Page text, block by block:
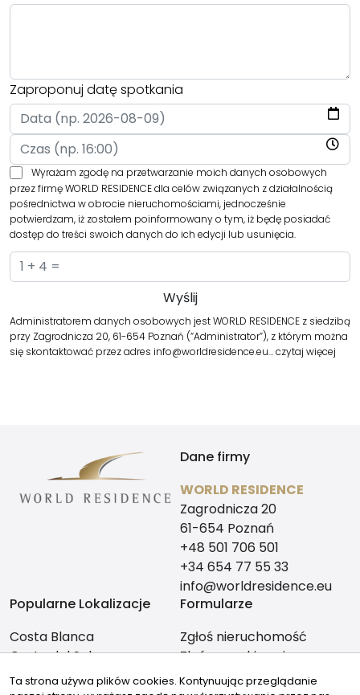
Zaproponuj datę spotkania
Wyrażam zgodę na przetwarzanie moich danych osobowych
przez firmę WORLD RESIDENCE dla celów związanych z działalnością
pośrednictwa w obrocie nieruchomościami, jednocześnie
potwierdzam, iż zostałem poinformowany o tym, iż będę posiadać
dostęp do treści swoich danych do ich edycji lub usunięcia.
Administratorem danych osobowych jest WORLD RESIDENCE z siedzibą
przy Zagrodnicza 20, 61-654 Poznań (“Administrator”), z którym można
się skontaktować przez adres info@worldresidence.eu…czytaj więcej
Dane firmy
WORLD RESIDENCE
Zagrodnicza 20
61-654 Poznań
+48 501 706 501
+34 654 77 55 33
info@worldresidence.eu
Popularne Lokalizacje
Costa Blanca
Costa del Sol
Alicante
Formularze
Zgłoś nieruchomość
Zleć poszukiwanie
Ta strona używa plików cookies. Kontynuując przeglądanie